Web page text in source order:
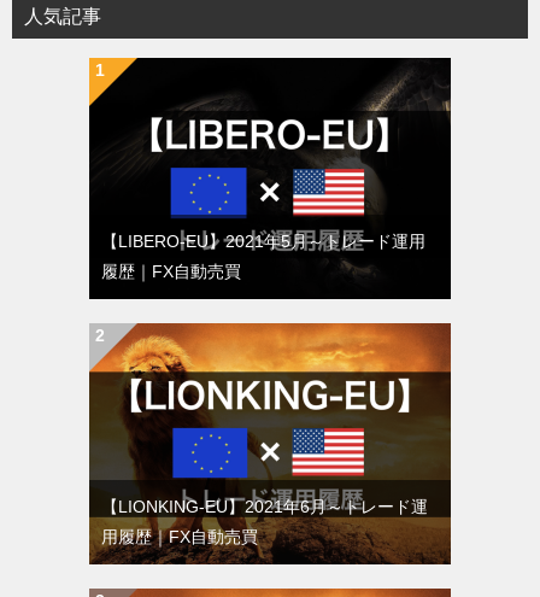
人気記事
【LIBERO-EU】2021年5月～トレード運用
履歴｜FX自動売買
【LIONKING-EU】2021年6月～トレード運
用履歴｜FX自動売買